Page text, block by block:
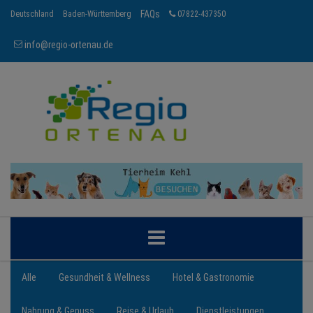
Deutschland Baden-Württemberg FAQs 07822-437350
info@regio-ortenau.de
ORTENAU
Alle Gesundheit & Wellness Hotel & Gastronomie